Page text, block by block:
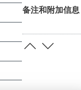
备注和附加信息